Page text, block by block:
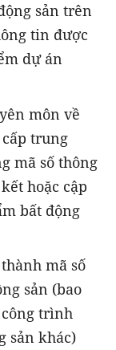
sản trên
tin được
dự án
môn về
trung
mã số thông
hoặc cập
bất động
mã số
sản (bao
trình
sản khác)